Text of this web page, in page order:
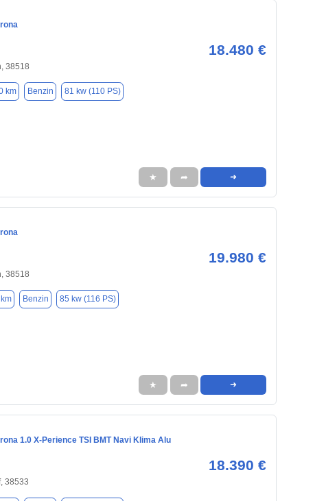
18.480 €
38518
km Benzin 81 kw (110 PS)
★ ➦ ➜
19.980 €
38518
Benzin 85 kw (116 PS)
★ ➦ ➜
1.0 X-Perience TSI BMT Navi Klima Alu
18.390 €
38533